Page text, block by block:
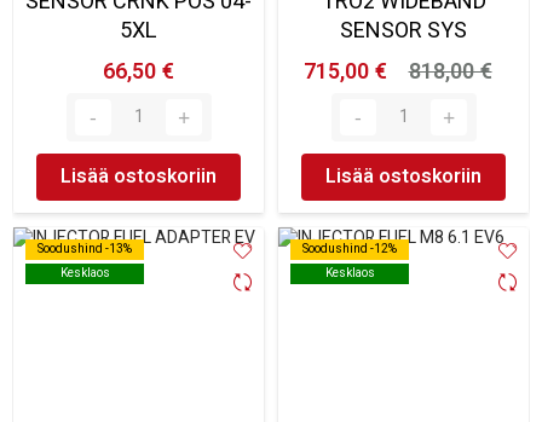
5XL
66,50 €
Lisää ostoskoriin
SENSOR SYS
715,00 €
818,00 €
Lisää ostoskoriin
Soodushind -13%
Kesklaos
Soodushind -13%
Kesklaos
Soodushind -12%
Kesklaos
Soodushind -12%
Kesklaos